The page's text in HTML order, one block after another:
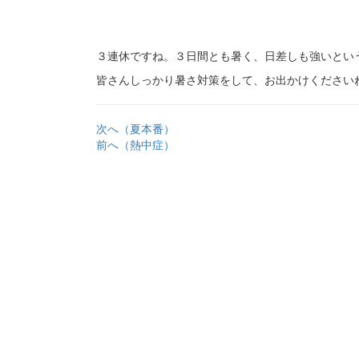
３連休ですね。３日間とも暑く、日差しも強いとい
皆さんしっかり暑さ対策をして、お出かけください
次へ（夏本番）
前へ（熱中症）